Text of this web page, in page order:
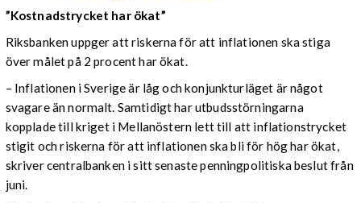
”Kostnadstrycket har ökat”
Riksbanken uppger att riskerna för att inflationen ska stiga
över målet på 2 procent har ökat.
– Inflationen i Sverige är låg och konjunkturläget är något
svagare än normalt. Samtidigt har utbudsstörningarna
kopplade till kriget i Mellanöstern lett till att inflationstrycket
stigit och riskerna för att inflationen ska bli för hög har ökat,
skriver centralbanken i sitt senaste penningpolitiska beslut från
juni.